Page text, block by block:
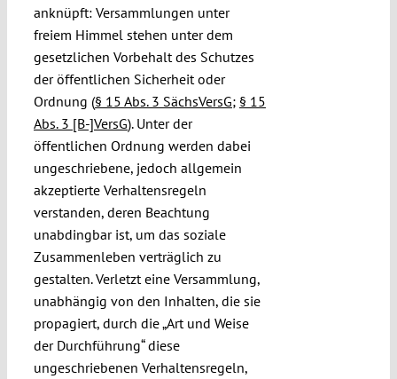
anknüpft: Versammlungen unter
freiem Himmel stehen unter dem
gesetzlichen Vorbehalt des Schutzes
der öffentlichen Sicherheit oder
Ordnung (§ 15 Abs. 3 SächsVersG; § 15
Abs. 3 [B-]VersG). Unter der
öffentlichen Ordnung werden dabei
ungeschriebene, jedoch allgemein
akzeptierte Verhaltensregeln
verstanden, deren Beachtung
unabdingbar ist, um das soziale
Zusammenleben verträglich zu
gestalten. Verletzt eine Versammlung,
unabhängig von den Inhalten, die sie
propagiert, durch die „Art und Weise
der Durchführung“ diese
ungeschriebenen Verhaltensregeln,